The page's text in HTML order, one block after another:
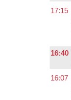
17:15
16:40
16:07